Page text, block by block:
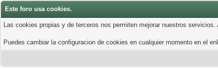
Este foro usa cookies.
Las cookies propias y de terceros nos permiten mejorar nuestros
Puedes cambiar la configuracion de cookies en cualquier momento en el